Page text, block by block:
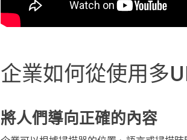
企業如何從使用多
將人們導向正確的內容